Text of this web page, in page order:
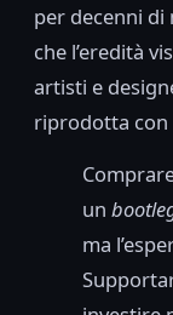
per decenni
che l’eredità
artisti e
riprodotta con
un
ma